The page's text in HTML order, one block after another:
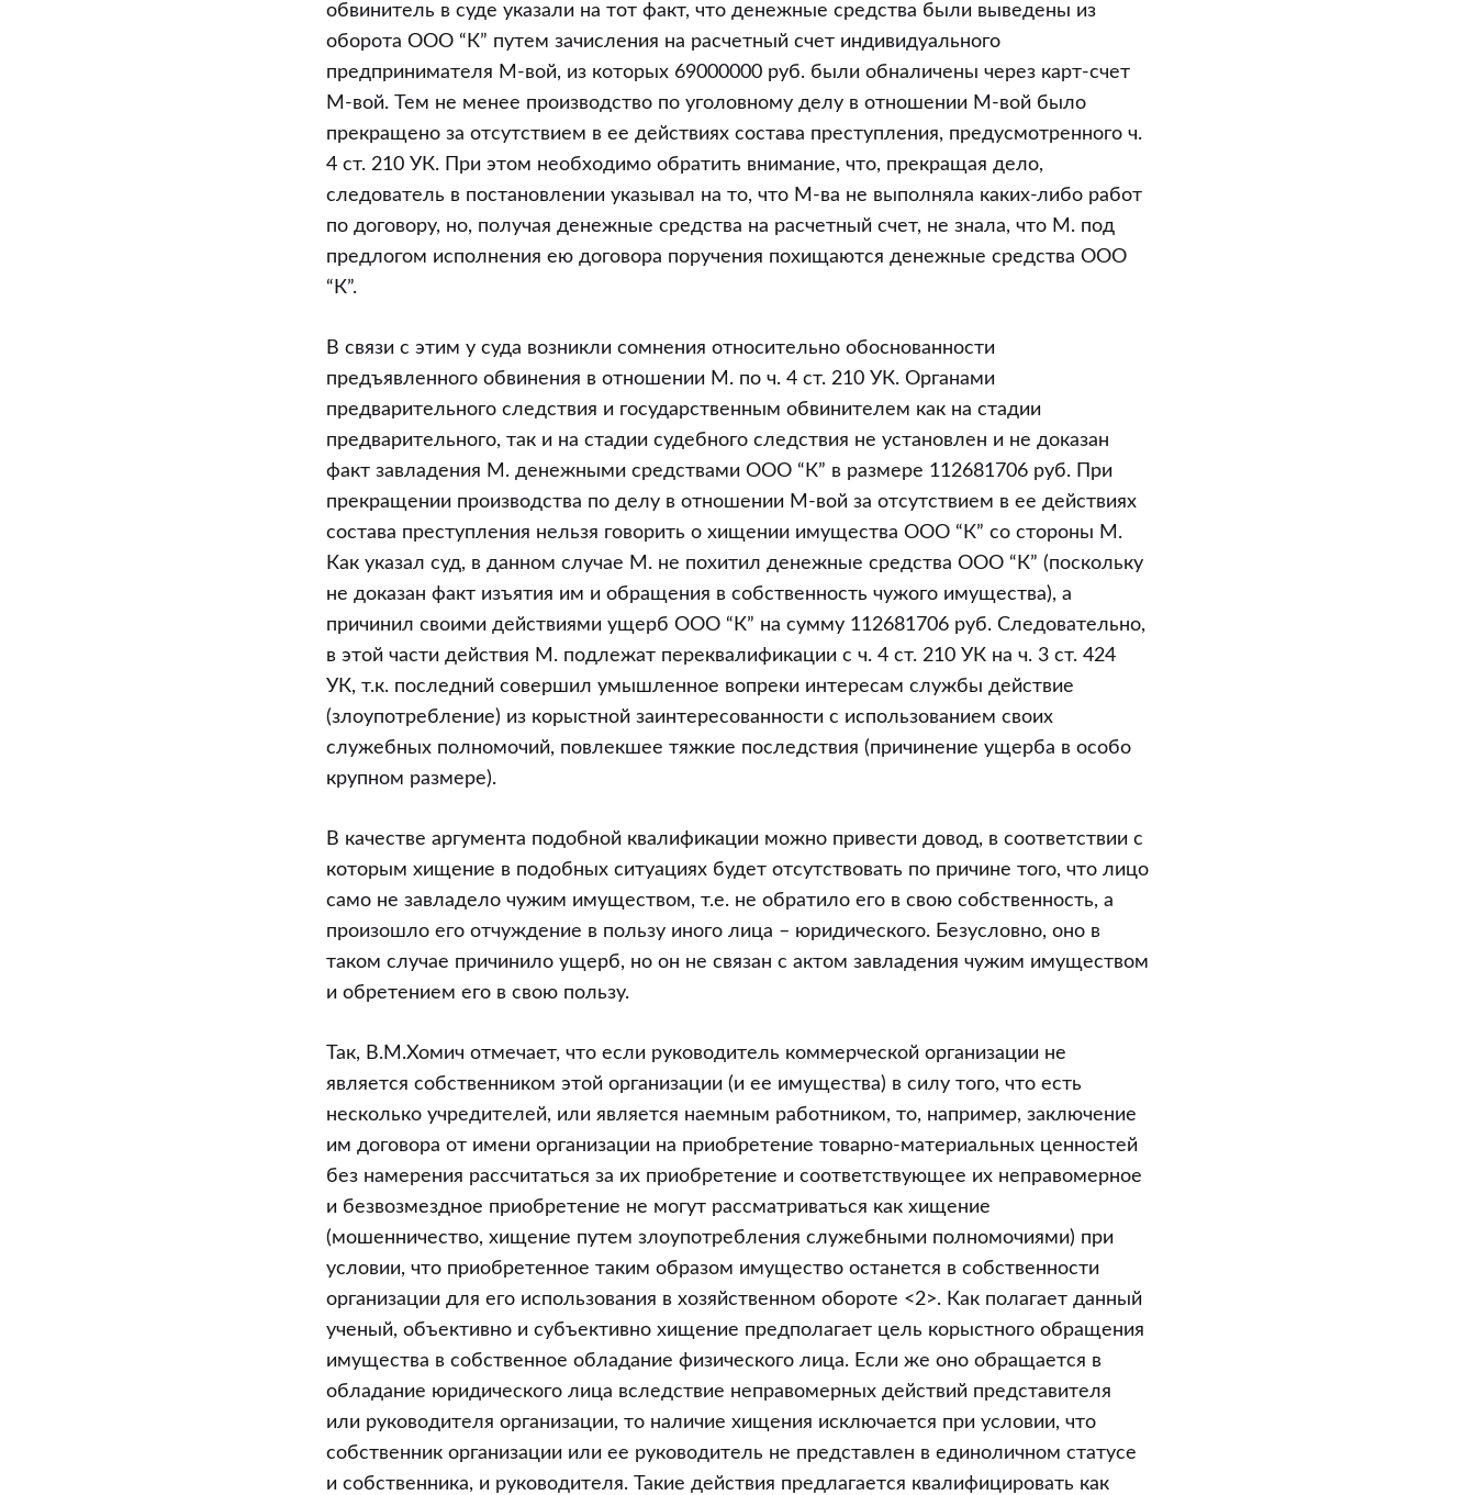
обвинитель в суде указали на тот факт, что денежные средства были выведены из
оборота ООО “К” путем зачисления на расчетный счет индивидуального
предпринимателя М-вой, из которых 69000000 руб. были обналичены через карт-счет
М-вой. Тем не менее производство по уголовному делу в отношении М-вой было
прекращено за отсутствием в ее действиях состава преступления, предусмотренного ч.
4 ст. 210 УК. При этом необходимо обратить внимание, что, прекращая дело,
следователь в постановлении указывал на то, что М-ва не выполняла каких-либо работ
по договору, но, получая денежные средства на расчетный счет, не знала, что М. под
предлогом исполнения ею договора поручения похищаются денежные средства ООО
“К”.
В связи с этим у суда возникли сомнения относительно обоснованности
предъявленного обвинения в отношении М. по ч. 4 ст. 210 УК. Органами
предварительного следствия и государственным обвинителем как на стадии
предварительного, так и на стадии судебного следствия не установлен и не доказан
факт завладения М. денежными средствами ООО “К” в размере 112681706 руб. При
прекращении производства по делу в отношении М-вой за отсутствием в ее действиях
состава преступления нельзя говорить о хищении имущества ООО “К” со стороны М.
Как указал суд, в данном случае М. не похитил денежные средства ООО “К” (поскольку
не доказан факт изъятия им и обращения в собственность чужого имущества), а
причинил своими действиями ущерб ООО “К” на сумму 112681706 руб. Следовательно,
в этой части действия М. подлежат переквалификации с ч. 4 ст. 210 УК на ч. 3 ст. 424
УК, т.к. последний совершил умышленное вопреки интересам службы действие
(злоупотребление) из корыстной заинтересованности с использованием своих
служебных полномочий, повлекшее тяжкие последствия (причинение ущерба в особо
крупном размере).
В качестве аргумента подобной квалификации можно привести довод, в соответствии с
которым хищение в подобных ситуациях будет отсутствовать по причине того, что лицо
само не завладело чужим имуществом, т.е. не обратило его в свою собственность, а
произошло его отчуждение в пользу иного лица – юридического. Безусловно, оно в
таком случае причинило ущерб, но он не связан с актом завладения чужим имуществом
и обретением его в свою пользу.
Так, В.М.Хомич отмечает, что если руководитель коммерческой организации не
является собственником этой организации (и ее имущества) в силу того, что есть
несколько учредителей, или является наемным работником, то, например, заключение
им договора от имени организации на приобретение товарно-материальных ценностей
без намерения рассчитаться за их приобретение и соответствующее их неправомерное
и безвозмездное приобретение не могут рассматриваться как хищение
(мошенничество, хищение путем злоупотребления служебными полномочиями) при
условии, что приобретенное таким образом имущество останется в собственности
организации для его использования в хозяйственном обороте <2>. Как полагает данный
ученый, объективно и субъективно хищение предполагает цель корыстного обращения
имущества в собственное обладание физического лица. Если же оно обращается в
обладание юридического лица вследствие неправомерных действий представителя
или руководителя организации, то наличие хищения исключается при условии, что
собственник организации или ее руководитель не представлен в единоличном статусе
и собственника, и руководителя. Такие действия предлагается квалифицировать как